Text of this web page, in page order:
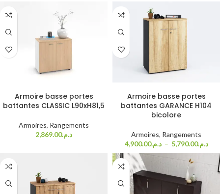
Armoire basse portes
battantes CLASSIC L90xH81,5
Armoires, Rangements
د.م.2,869.00
Armoire basse portes
battantes GARANCE H104
bicolore
Armoires, Rangements
د.م.4,900.00 – د.م.5,790.00